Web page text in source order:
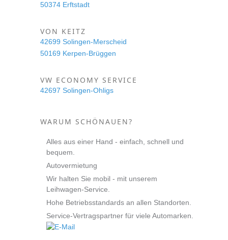
50374 Erftstadt
VON KEITZ
42699 Solingen-Merscheid
50169 Kerpen-Brüggen
VW ECONOMY SERVICE
42697 Solingen-Ohligs
WARUM SCHÖNAUEN?
Alles aus einer Hand - einfach, schnell und
bequem.
Autovermietung
Wir halten Sie mobil - mit unserem
Leihwagen-Service.
Hohe Betriebsstandards an allen Standorten.
Service-Vertragspartner für viele Automarken.